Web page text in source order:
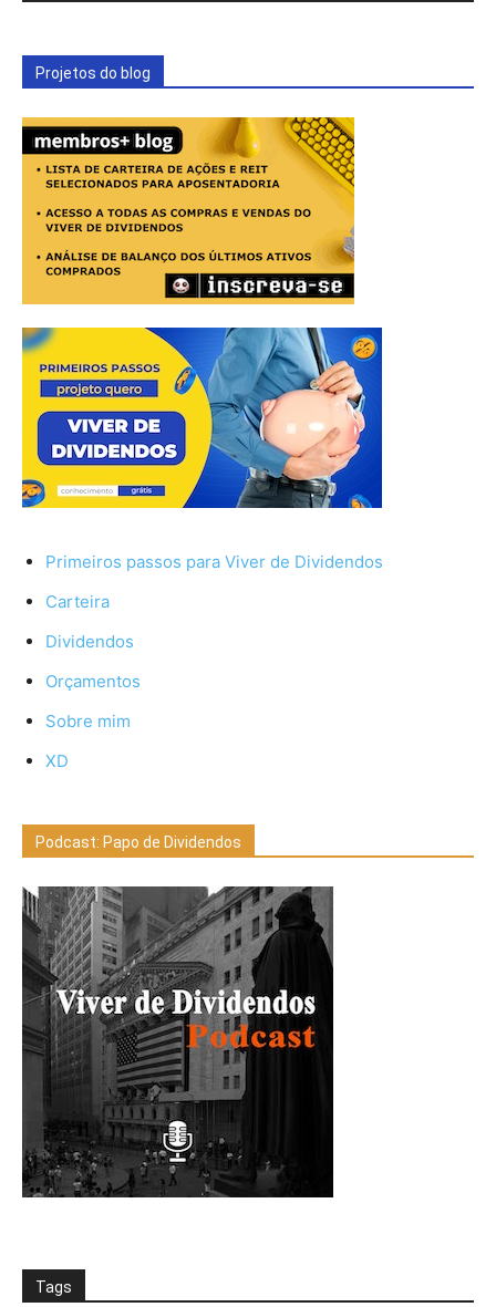
Projetos do blog
Primeiros passos para Viver de Dividendos
Carteira
Dividendos
Orçamentos
Sobre mim
XD
Podcast: Papo de Dividendos
Tags